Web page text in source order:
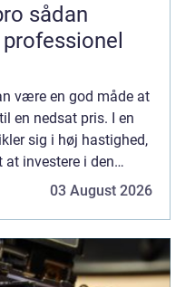
være en god måde at
en nedsat pris. I en
sig i høj hastighed,
investere i den
03 August 2026